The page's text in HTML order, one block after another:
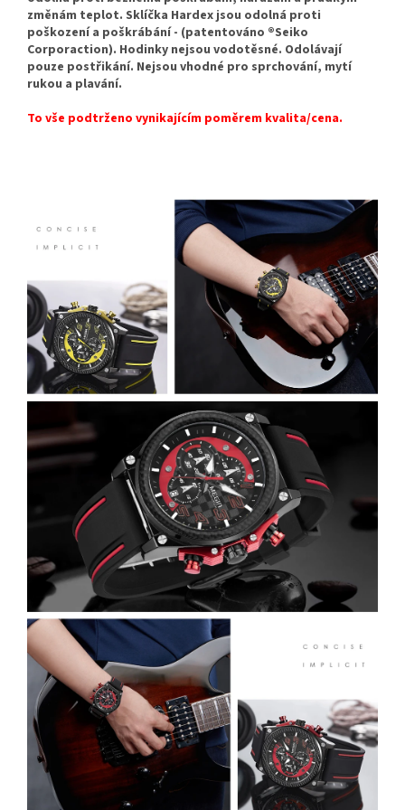
změnám teplot. Sklíčka Hardex jsou odolná proti
poškození a poškrábání - (patentováno ®Seiko
Corporaction). Hodinky nejsou vodotěsné. Odolávají
pouze postřikání. Nejsou vhodné pro sprchování, mytí
rukou a plavání.
To vše podtrženo vynikajícím poměrem kvalita/cena.